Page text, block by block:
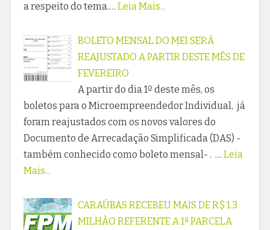
a respeito do tema.… Leia Mais...
BOLETO MENSAL DO MEI SERÁ
REAJUSTADO A PARTIR DESTE MÊS DE
FEVEREIRO
A partir do dia 1º deste mês, os
boletos para o Microempreendedor Individual, já
foram reajustados com os novos valores do
Documento de Arrecadação Simplificada (DAS) -
também conhecido como boleto mensal- . … Leia
Mais...
CARAÚBAS RECEBEU MAIS DE R$ 1.3
MILHÃO REFERENTE A 1ª PARCELA